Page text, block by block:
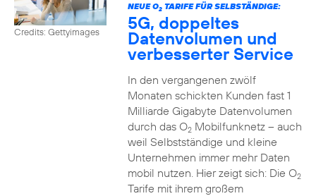
Credits: Gettyimages
NEUE O2TARIFE FÜR SELBSTÄNDIGE:
5G, doppeltes
Datenvolumen und
verbesserter Service
In den vergangenen zwölf
Monaten schickten Kunden fast 1
Milliarde Gigabyte Datenvolumen
durch das O2Mobilfunknetz – auch
weil Selbstständige und kleine
Unternehmen immer mehr Daten
mobil nutzen. Hier zeigt sich: Die O2
Tarife mit ihrem großem